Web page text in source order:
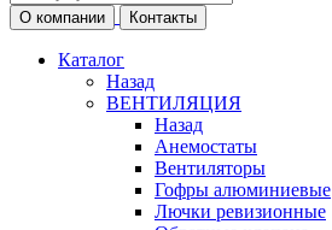
О компании Контакты
Каталог
Назад
ВЕНТИЛЯЦИЯ
Назад
Анемостаты
Вентиляторы
Гофры алюминиевые
Лючки ревизионные